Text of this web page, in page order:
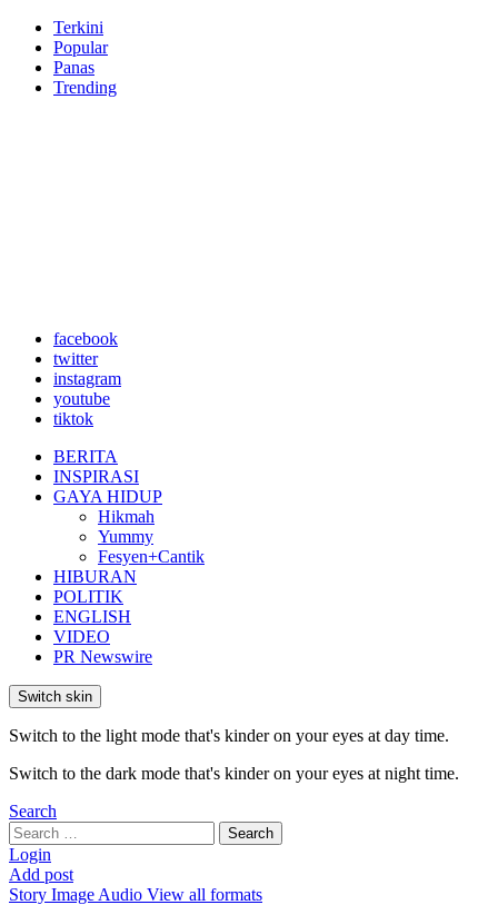
Terkini
Popular
Panas
Trending
facebook
twitter
instagram
youtube
tiktok
BERITA
INSPIRASI
GAYA HIDUP
Hikmah
Yummy
Fesyen+Cantik
HIBURAN
POLITIK
ENGLISH
VIDEO
PR Newswire
Switch skin
Switch to the light mode that's kinder on your eyes at day time.
Switch to the dark mode that's kinder on your eyes at night time.
Search
Search
for:
Search
Login
Add post
Story Image Audio View all formats